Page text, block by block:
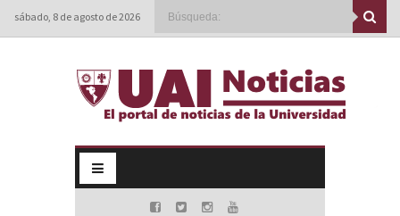
sábado, 8 de agosto de 2026